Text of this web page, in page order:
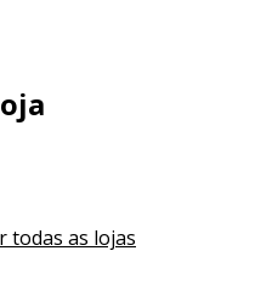
todas as lojas